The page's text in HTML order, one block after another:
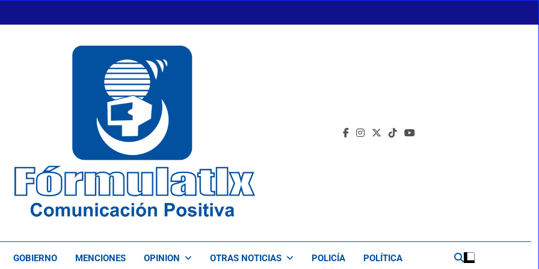
FormulaTlx
GOBIERNO MENCIONES OPINION OTRAS NOTICIAS POLICÍA POLÍTICA